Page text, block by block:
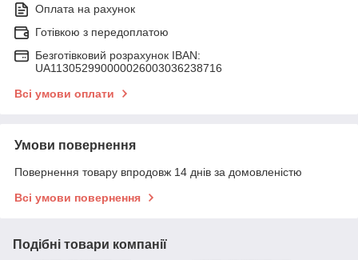
Оплата на рахунок
Готівкою з передоплатою
Безготівковий розрахунок IBAN:
UA113052990000026003036238716
Всі умови оплати
Умови повернення
Повернення товару впродовж 14 днів за домовленістю
Всі умови повернення
Подібні товари компанії